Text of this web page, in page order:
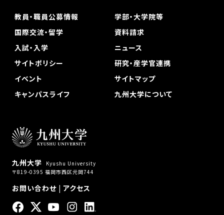
九州大学
Kyushu University
〒819-0395 福岡市西区元岡744
お問い合わせ| アクセス
教員・職員公募情報
学部・大学院等
国際交流・留学
資料請求
入試・入学
ニュース
サイトポリシー
研究・産学官連携
イベント
サイトマップ
キャンパスライフ
九州大学について